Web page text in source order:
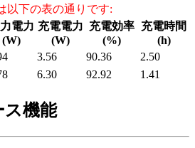
以下の表の通りです:
電力
(W)
充電電力
(W)
充電効率
(%)
充電時間
(h)
3.56 90.36
2.50
6.30 92.92 1.41
ス機能